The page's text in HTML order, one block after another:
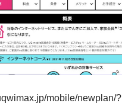
mobile/newplan/?